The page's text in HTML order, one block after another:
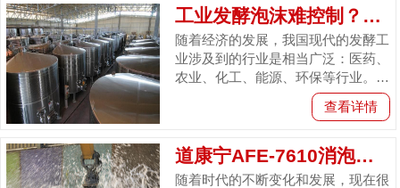
工业发酵泡沫难控制？试试道康宁ACP-00...
随着经济的发展，我国现代的发酵工
业涉及到的行业是相当广泛：医药、
农业、化工、能源、环保等行业。工
业发酵通常是利用生物体的生命活动
所生成的酶，对无机或有机的原料
查看详情
道康宁AFE-7610消泡剂在金属清洗中不...
随着时代的不断变化和发展，现在很